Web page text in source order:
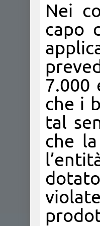
Nei
capo
7.000
che i
tal
che